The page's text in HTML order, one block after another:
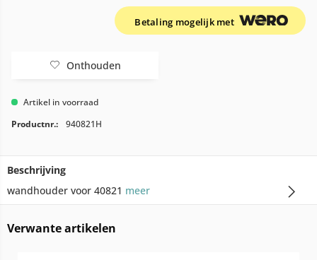
Betaling mogelijk met
Onthouden
Artikel in voorraad
Productnr.:
940821H
Beschrijving
wandhouder voor 40821 meer
Verwante artikelen